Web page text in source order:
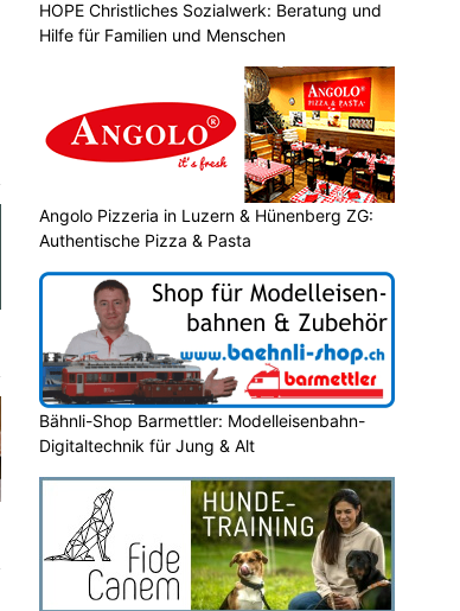
HOPE Christliches Sozialwerk: Beratung und
Hilfe für Familien und Menschen
Angolo Pizzeria in Luzern & Hünenberg ZG:
Authentische Pizza & Pasta
Bähnli-Shop Barmettler: Modelleisenbahn-
Digitaltechnik für Jung & Alt